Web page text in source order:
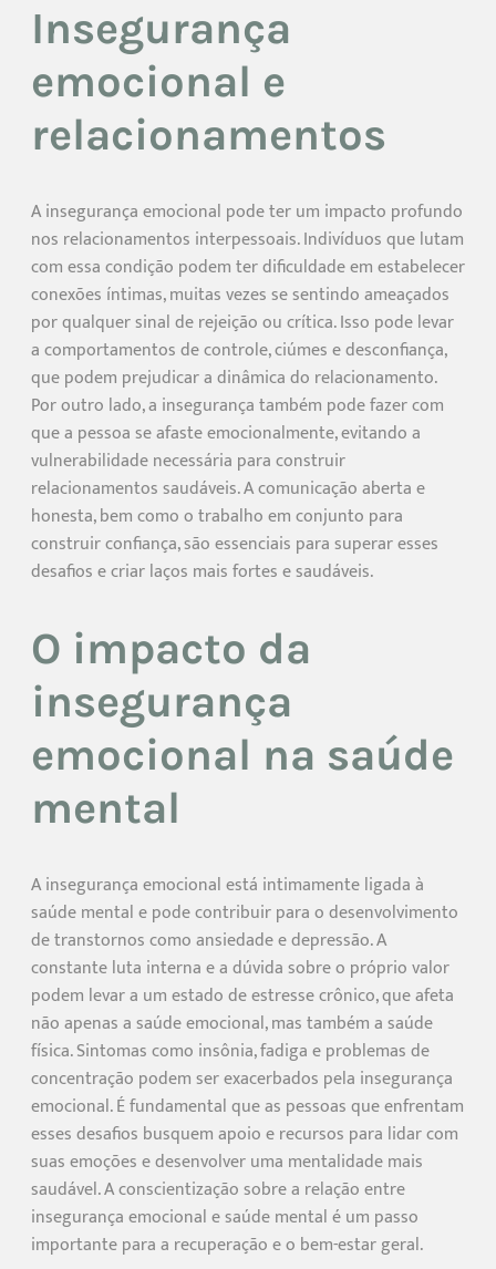
Insegurança
emocional e
relacionamentos
A insegurança emocional pode ter um impacto profundo
nos relacionamentos interpessoais. Indivíduos que lutam
com essa condição podem ter dificuldade em estabelecer
conexões íntimas, muitas vezes se sentindo ameaçados
por qualquer sinal de rejeição ou crítica. Isso pode levar
a comportamentos de controle, ciúmes e desconfiança,
que podem prejudicar a dinâmica do relacionamento.
Por outro lado, a insegurança também pode fazer com
que a pessoa se afaste emocionalmente, evitando a
vulnerabilidade necessária para construir
relacionamentos saudáveis. A comunicação aberta e
honesta, bem como o trabalho em conjunto para
construir confiança, são essenciais para superar esses
desafios e criar laços mais fortes e saudáveis.
O impacto da
insegurança
emocional na saúde
mental
A insegurança emocional está intimamente ligada à
saúde mental e pode contribuir para o desenvolvimento
de transtornos como ansiedade e depressão. A
constante luta interna e a dúvida sobre o próprio valor
podem levar a um estado de estresse crônico, que afeta
não apenas a saúde emocional, mas também a saúde
física. Sintomas como insônia, fadiga e problemas de
concentração podem ser exacerbados pela insegurança
emocional. É fundamental que as pessoas que enfrentam
esses desafios busquem apoio e recursos para lidar com
suas emoções e desenvolver uma mentalidade mais
saudável. A conscientização sobre a relação entre
insegurança emocional e saúde mental é um passo
importante para a recuperação e o bem-estar geral.